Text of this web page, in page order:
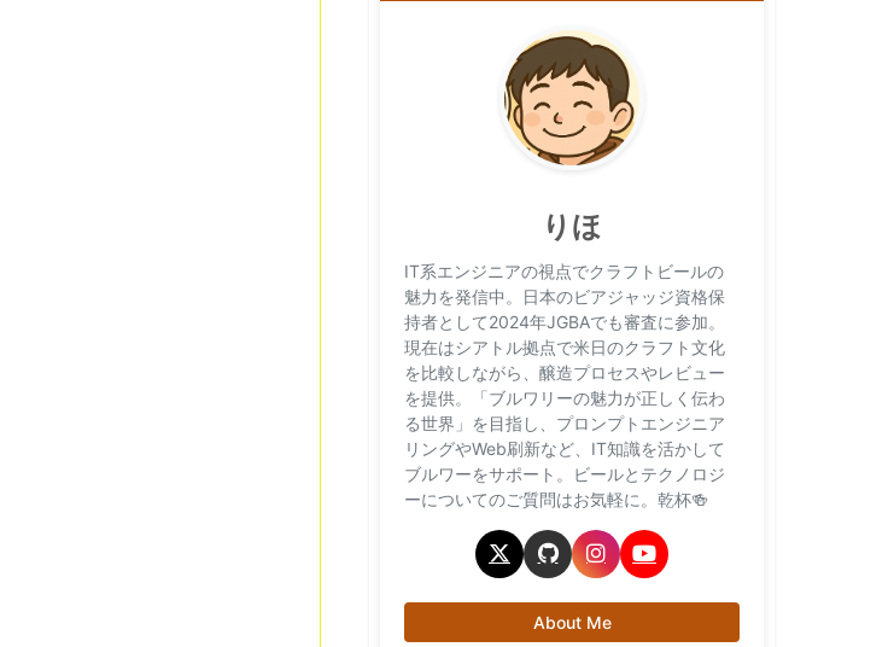
りほ
IT系エンジニアの視点でクラフトビールの
魅力を発信中。日本のビアジャッジ資格保
持者として2024年JGBAでも審査に参加。
現在はシアトル拠点で米日のクラフト文化
を比較しながら、醸造プロセスやレビュー
を提供。「ブルワリーの魅力が正しく伝わ
る世界」を目指し、プロンプトエンジニア
リングやWeb刷新など、IT知識を活かして
ブルワーをサポート。ビールとテクノロジ
ーについてのご質問はお気軽に。乾杯🍻
About Me